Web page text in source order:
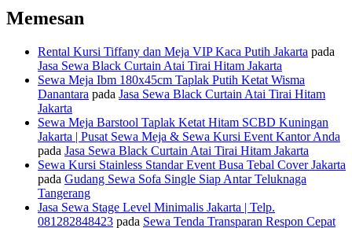
Memesan
Rental Kursi Tiffany dan Meja VIP Kaca Putih Jakarta pada
Jasa Sewa Black Curtain Atai Tirai Hitam Jakarta
Sewa Meja Ibm 180x45cm Taplak Putih Ketat Wisma
Danantara pada Jasa Sewa Black Curtain Atai Tirai Hitam
Jakarta
Sewa Meja Barstool Taplak Ketat Hitam SCBD Kuningan
Jakarta | Pusat Sewa Meja & Sewa Kursi Event Kantor Anda
pada Jasa Sewa Black Curtain Atai Tirai Hitam Jakarta
Sewa Kursi Stainless Standar Event Busa Tebal Cover Jakarta
pada Gudang Sewa Sofa Single Siap Antar Teluknaga
Tangerang
Jasa Sewa Stage Level Minimalis Jakarta | Telp.
081282848423 pada Sewa Tenda Transparan Respon Cepat